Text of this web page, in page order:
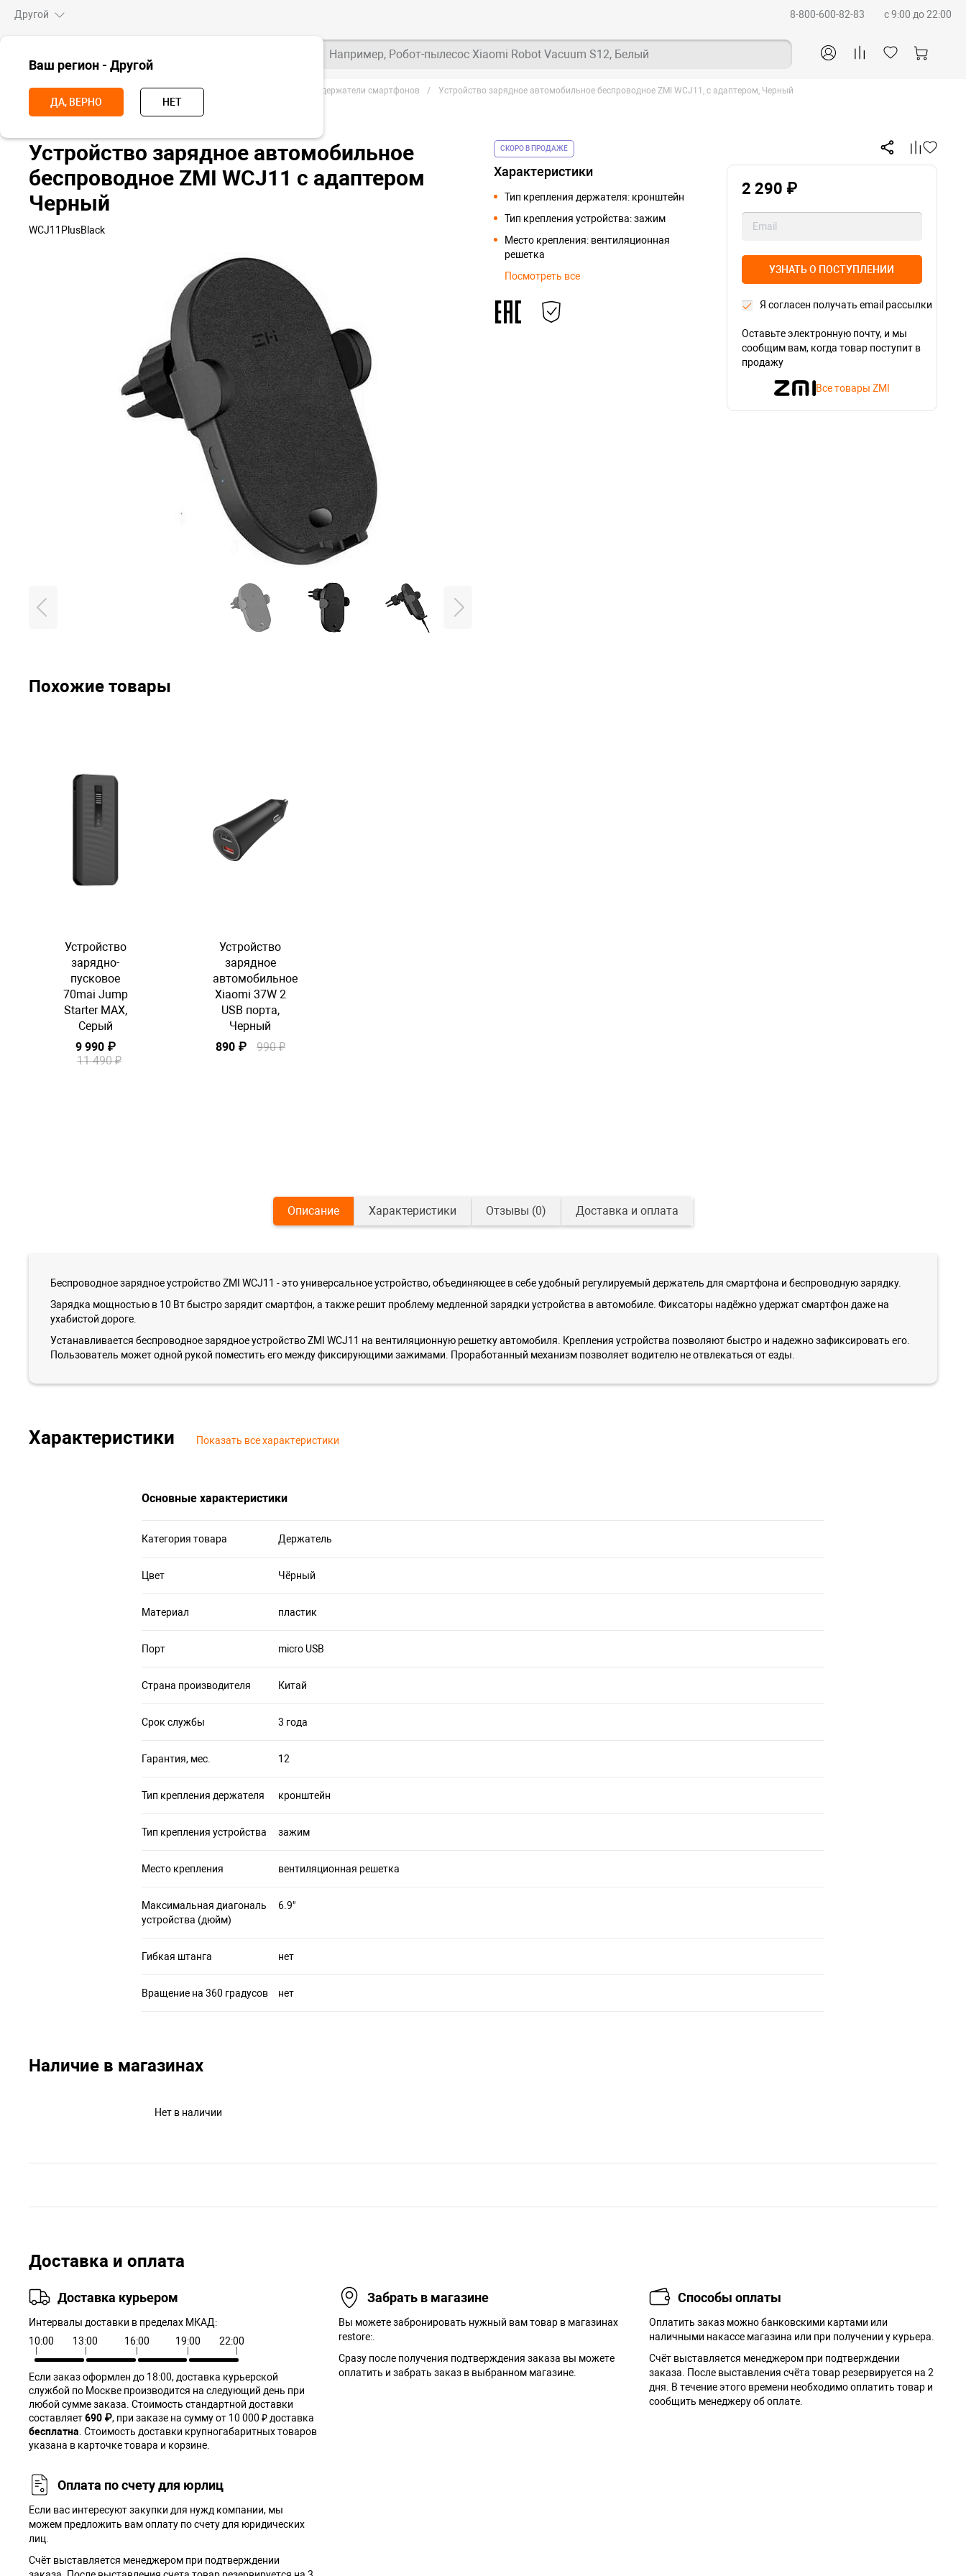
Другой
Ваш регион - Другой
ДА, ВЕРНО НЕТ
8-800-600-82-83 c 9:00 до 22:00
Например, Робот-пылесос Xiaomi Robot Vacuum S12, Белый
Главная Аксессуары Держатели и крепления Автомобильные держатели смартфонов Устройство зарядное автомобильное беспроводное ZMI WCJ11, с адаптером, Черный
Устройство зарядное автомобильное
беспроводное ZMI WCJ11 с адаптером
Черный
WCJ11PlusBlack
СКОРО В ПРОДАЖЕ
Характеристики
Тип крепления держателя: кронштейн
Тип крепления устройства: зажим
Место крепления: вентиляционная
решетка
Посмотреть все
2 290 ₽
УЗНАТЬ О ПОСТУПЛЕНИИ
Я согласен получать email рассылки
Оставьте электронную почту, и мы
сообщим вам, когда товар поступит в
продажу
Все товары ZMI
Похожие товары
Устройство
зарядно-
пусковое
70mai Jump
Starter MAX,
Серый
9 990 ₽
11 490 ₽
Устройство
зарядное
автомобильное
Xiaomi 37W 2
USB порта,
Черный
890 ₽
990 ₽
Описание Характеристики Отзывы (0) Доставка и оплата
Беспроводное зарядное устройство ZMI WCJ11 - это универсальное устройство, объединяющее в себе удобный регулируемый держатель для смартфона и беспроводную зарядку.
Зарядка мощностью в 10 Вт быстро зарядит смартфон, а также решит проблему медленной зарядки устройства в автомобиле. Фиксаторы надёжно удержат смартфон даже на
ухабистой дороге.
Устанавливается беспроводное зарядное устройство ZMI WCJ11 на вентиляционную решетку автомобиля. Крепления устройства позволяют быстро и надежно зафиксировать его.
Пользователь может одной рукой поместить его между фиксирующими зажимами. Проработанный механизм позволяет водителю не отвлекаться от езды.
Характеристики Показать все характеристики
Основные характеристики
Категория товара Держатель
Цвет Чёрный
Материал пластик
Порт micro USB
Страна производителя Китай
Срок службы 3 года
Гарантия, мес. 12
Тип крепления держателя кронштейн
Тип крепления устройства зажим
Место крепления вентиляционная решетка
Максимальная диагональ
устройства (дюйм)
6.9"
Гибкая штанга нет
Вращение на 360 градусов нет
Наличие в магазинах
Нет в наличии
Доставка и оплата
Доставка курьером
Интервалы доставки в пределах МКАД:
10:00
13:00 16:00 19:00 22:00
Если заказ оформлен до 18:00, доставка курьерской
службой по Москве производится на следующий день при
любой сумме заказа. Cтоимость стандартной доставки
составляет690 ₽, при заказе на сумму от 10 000 ₽ доставка
бесплатна . Стоимость доставки крупногабаритных товаров
указана в карточке товара и корзине.
Забрать в магазине
Вы можете забронировать нужный вам товар в магазинах
restore:.
Сразу после получения подтверждения заказа вы можете
оплатить и забрать заказ в выбранном магазине.
Способы оплаты
Оплатить заказ можно банковскими картами или
наличными накассе магазина или при получении у курьера.
Cчёт выставляется менеджером при подтверждении
заказа. После выставления счёта товар резервируется на 2
дня. В течение этого времени необходимо оплатить товар и
сообщить менеджеру об оплате.
Оплата по счету для юрлиц
Если вас интересуют закупки для нужд компании, мы
можем предложить вам оплату по счету для юридических
лиц.
Счёт выставляется менеджером при подтверждении